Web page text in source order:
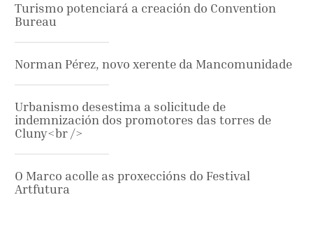
Turismo potenciará a creación do Convention
Bureau
Norman Pérez, novo xerente da Mancomunidade
Urbanismo desestima a solicitude de
indemnización dos promotores das torres de
Cluny<br />
O Marco acolle as proxeccións do Festival
Artfutura